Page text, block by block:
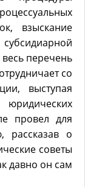
взыскание
весь перечень
со
выступая
провел для
рассказав о
советы
давно он сам